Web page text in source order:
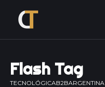
Flash Tag
TECNOLÓGICAB2BARGENTINA